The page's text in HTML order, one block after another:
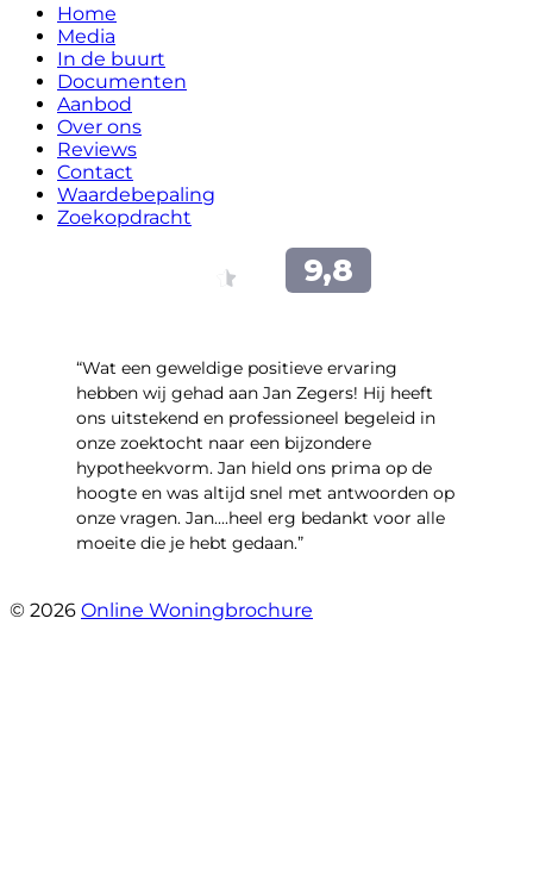
Home
Media
In de buurt
Documenten
Aanbod
Over ons
Reviews
Contact
Waardebepaling
Zoekopdracht
“Wat een geweldige positieve ervaring
hebben wij gehad aan Jan Zegers! Hij heeft
ons uitstekend en professioneel begeleid in
onze zoektocht naar een bijzondere
hypotheekvorm. Jan hield ons prima op de
hoogte en was altijd snel met antwoorden op
onze vragen. Jan....heel erg bedankt voor alle
moeite die je hebt gedaan.”
© 2026 Online Woningbrochure